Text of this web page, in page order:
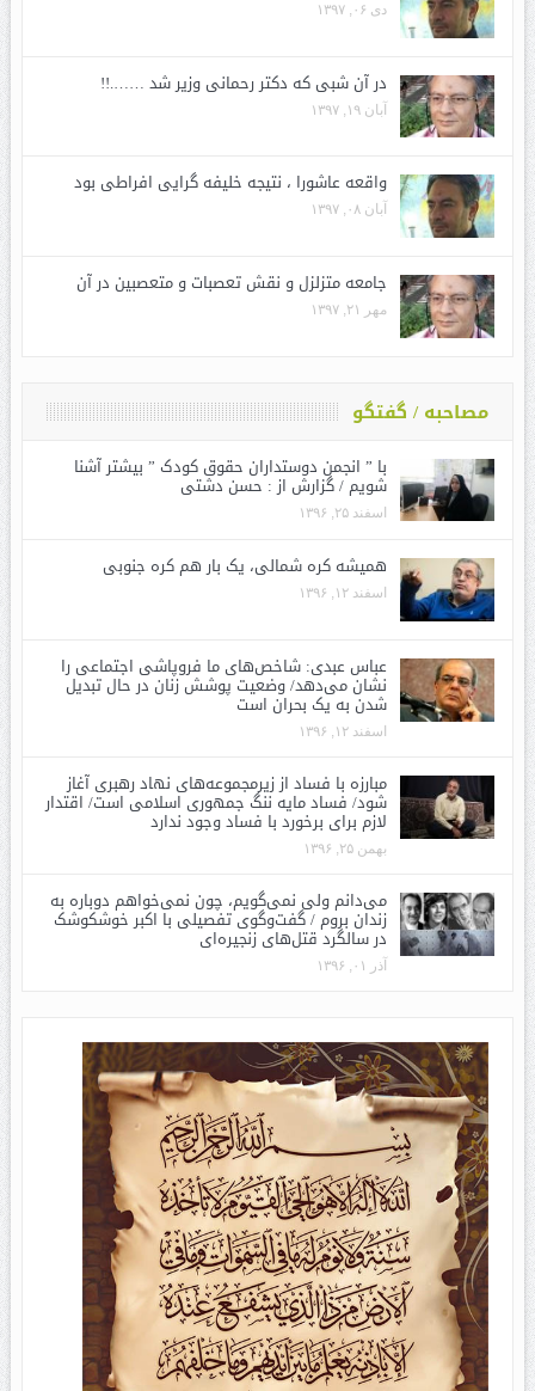
دی ۰۶, ۱۳۹۷
در آن شبی که دکتر رحمانی وزیر شد …….!!
آبان ۱۹, ۱۳۹۷
واقعه عاشورا ، نتیجه خلیفه گرایی افراطی بود
آبان ۰۸, ۱۳۹۷
جامعه متزلزل و نقش تعصبات و متعصبین در آن
مهر ۲۱, ۱۳۹۷
مصاحبه / گفتگو
با ” انجمن دوستداران حقوق کودک ” بیشتر آشنا
شویم / گزارش از : حسن دشتی
اسفند ۲۵, ۱۳۹۶
همیشه کره شمالی، یک بار هم کره جنوبی
اسفند ۱۲, ۱۳۹۶
عباس عبدی: شاخص‌های ما فروپاشی اجتماعی را
نشان می‌دهد/ وضعیت پوشش زنان در حال تبدیل
شدن به یک بحران است
اسفند ۱۲, ۱۳۹۶
مبارزه با فساد از زیرمجموعه‌های نهاد رهبری آغاز
شود/ فساد مایه ننگ جمهوری اسلامی است/ اقتدار
لازم برای برخورد با فساد وجود ندارد
بهمن ۲۵, ۱۳۹۶
می‌دانم ولی نمی‌گویم، چون نمی‌خواهم دوباره به
زندان بروم / گفت‌وگوی تفصیلی با اکبر خوشکوشک
در سالگرد قتل‌های زنجیره‌ای
آذر ۰۱, ۱۳۹۶